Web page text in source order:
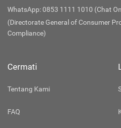
WhatsApp: 0853 1111 1010 (Chat
(Directorate General of Consumer
Compliance)
Cermati
Tentang Kami
FAQ